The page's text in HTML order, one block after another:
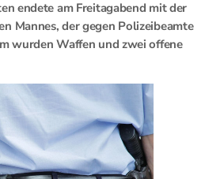
endete am Freitagabend mit der
Mannes, der gegen Polizeibeamte
wurden Waffen und zwei offene